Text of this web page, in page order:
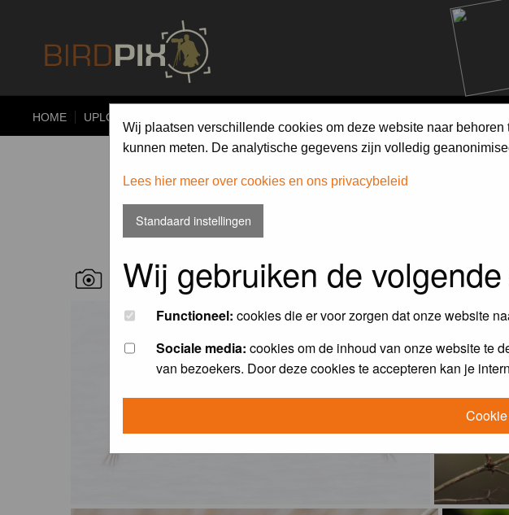
HOME UPLOAD
Wij plaatsen verschillende cookies om deze website naar
kunnen meten. De analytische gegevens zijn volledig
Lees hier meer over cookies en ons privacybeleid
Standaard instellingen
Wij gebruiken de
Functioneel: cookies die er voor zorgen dat onze website
Sociale media: cookies om de inhoud van onze website te
van bezoekers. Door deze cookies te accepteren kan je
RECENT BIRD PICS